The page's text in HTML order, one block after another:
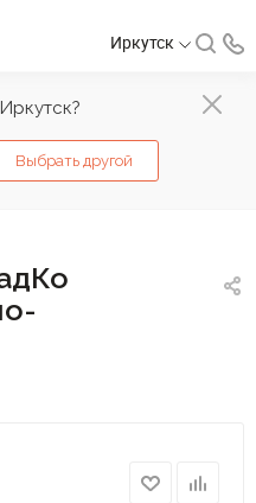
Выбрать другой
Иркутск